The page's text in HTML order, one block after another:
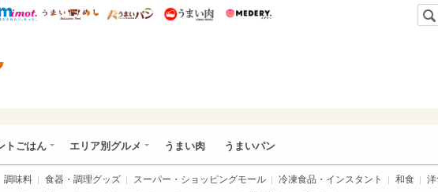
レぴあ総研 ディズニー特集
mimot. うまいめし うまいパン うまい肉
トごはん エリア別グルメ うまい肉 うまいパン
調味料 食器・調理グッズ スーパー・ショッピングモール 冷凍食品・インスタント 和食